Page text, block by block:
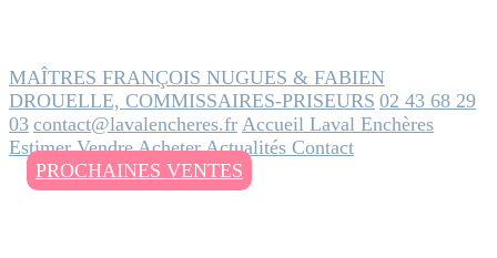
MAÎTRES FRANÇOIS NUGUES & FABIEN
DROUELLE, COMMISSAIRES-PRISEURS 02 43 68 29
03 contact@lavalencheres.fr Accueil Laval Enchères
EstimerVendreAcheterActualités Contact
PROCHAINES VENTES